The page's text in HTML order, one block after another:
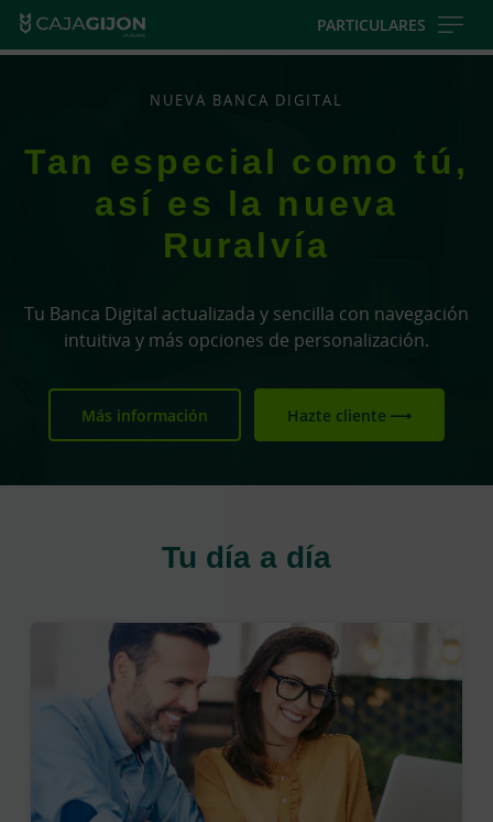
contentt
PARTICULARES
NUEVA BANCA DIGITAL
Tan especial como tú,
así es la nueva
Ruralvía
Tu Banca Digital actualizada y sencilla con navegación
intuitiva y más opciones de personalización.
Más información Hazte cliente
Tu día a día